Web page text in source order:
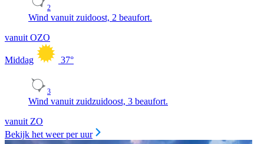
2
Wind vanuit zuidoost, 2 beaufort.
vanuit OZO
Middag 37°
3
Wind vanuit zuidzuidoost, 3 beaufort.
vanuit ZO
Bekijk het weer per uur